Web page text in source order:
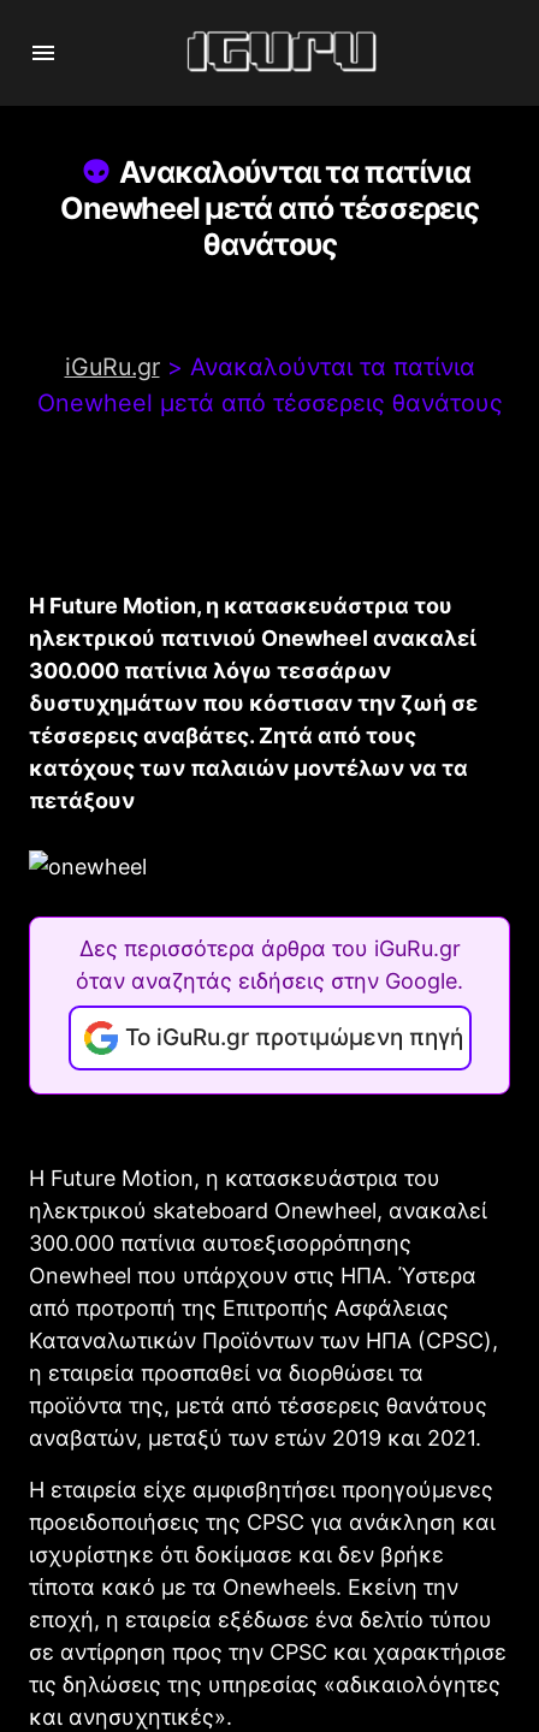
Ανακαλούνται τα πατίνια
Onewheel μετά από τέσσερεις
θανάτους
iGuRu.gr> Ανακαλούνται τα πατίνια
Onewheel μετά από τέσσερεις θανάτους
Η Future Motion, η κατασκευάστρια του
ηλεκτρικού πατινιού Onewheel ανακαλεί
300.000 πατίνια λόγω τεσσάρων
δυστυχημάτων που κόστισαν την ζωή σε
τέσσερεις αναβάτες. Ζητά από τους
κατόχους των παλαιών μοντέλων να τα
πετάξουν
Δες περισσότερα άρθρα του iGuRu.gr
όταν αναζητάς ειδήσεις στην Google.
Το iGuRu.gr προτιμώμενη πηγή
Η Future Motion, η κατασκευάστρια του
ηλεκτρικού skateboard Onewheel, ανακαλεί
300.000 πατίνια αυτοεξισορρόπησης
Onewheel που υπάρχουν στις ΗΠΑ. Ύστερα
από προτροπή της Επιτροπής Ασφάλειας
Καταναλωτικών Προϊόντων των ΗΠΑ (CPSC),
η εταιρεία προσπαθεί να διορθώσει τα
προϊόντα της, μετά από τέσσερεις θανάτους
αναβατών, μεταξύ των ετών 2019 και 2021.
Η εταιρεία είχε αμφισβητήσει προηγούμενες
προειδοποιήσεις της CPSC για ανάκληση και
ισχυρίστηκε ότι δοκίμασε και δεν βρήκε
τίποτα κακό με τα Onewheels. Εκείνη την
εποχή, η εταιρεία εξέδωσε ένα δελτίο τύπου
σε αντίρρηση προς την CPSC και χαρακτήρισε
τις δηλώσεις της υπηρεσίας «αδικαιολόγητες
και ανησυχητικές».